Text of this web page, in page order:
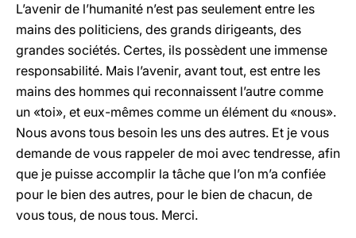
L’avenir de l’humanité n’est pas seulement entre les
mains des politiciens, des grands dirigeants, des
grandes sociétés. Certes, ils possèdent une immense
responsabilité. Mais l’avenir, avant tout, est entre les
mains des hommes qui reconnaissent l’autre comme
un «toi», et eux-mêmes comme un élément du «nous».
Nous avons tous besoin les uns des autres. Et je vous
demande de vous rappeler de moi avec tendresse, afin
que je puisse accomplir la tâche que l’on m’a confiée
pour le bien des autres, pour le bien de chacun, de
vous tous, de nous tous. Merci.